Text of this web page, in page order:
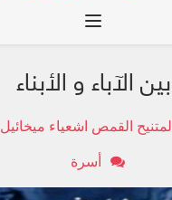
Toggle navigation
بين الآباء و الأبناء
المتنيح القمص اشعياء ميخائيل
أسرة